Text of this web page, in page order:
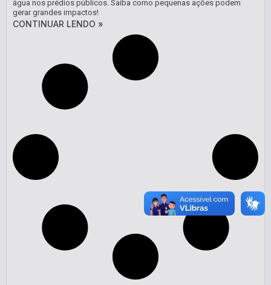
água nos prédios públicos. Saiba como pequenas ações podem
gerar grandes impactos!
CONTINUAR LENDO »